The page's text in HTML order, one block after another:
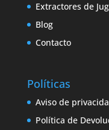
Extractores de
Blog
Contacto
Políticas
Aviso de
Política de